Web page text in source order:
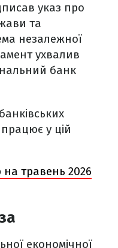
указ про
та
незалежної
ухвалив
банк
у цій
травень 2026
економічної